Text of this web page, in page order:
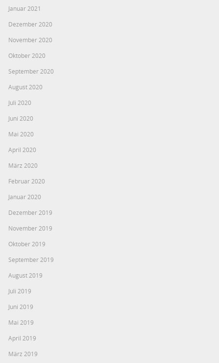
Januar 2021
Dezember 2020
November 2020
Oktober 2020
September 2020
August 2020
Juli 2020
Juni 2020
Mai 2020
April 2020
März 2020
Februar 2020
Januar 2020
Dezember 2019
November 2019
Oktober 2019
September 2019
August 2019
Juli 2019
Juni 2019
Mai 2019
April 2019
März 2019